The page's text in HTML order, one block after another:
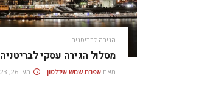
הגירה לבריטניה
מסלול הגירה עסקי לבריטניה
מאת אפרת‭ ‬שמש‭ ‬אידלסון מאי 26, 2023